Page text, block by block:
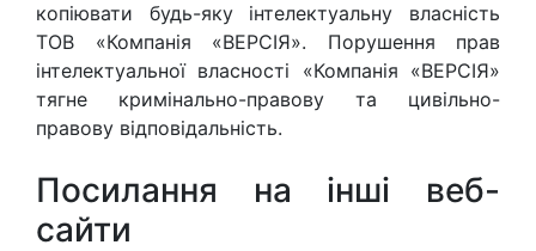
копіювати будь-яку інтелектуальну власність
ТОВ «Компанія «ВЕРСІЯ». Порушення прав
інтелектуальної власності «Компанія «ВЕРСІЯ»
тягне кримінально-правову та цивільно-
правову відповідальність.
Посилання на інші веб-
сайти